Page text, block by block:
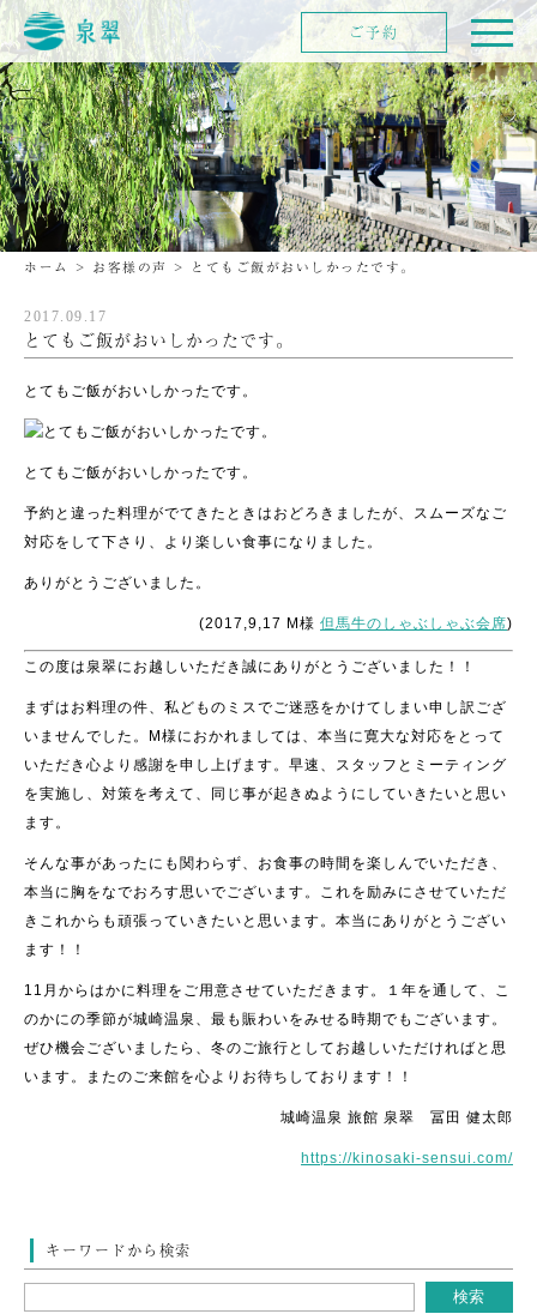
ホーム > お客様の声 > とてもご飯がおいしかったです。
2017.09.17
とてもご飯がおいしかったです。
とてもご飯がおいしかったです。
とてもご飯がおいしかったです。
予約と違った料理がでてきたときはおどろきましたが、スムーズなご
対応をして下さり、より楽しい食事になりました。
ありがとうございました。
(2017,9,17 M様 但馬牛のしゃぶしゃぶ会席)
この度は泉翠にお越しいただき誠にありがとうございました！！
まずはお料理の件、私どものミスでご迷惑をかけてしまい申し訳ござ
いませんでした。M様におかれましては、本当に寛大な対応をとって
いただき心より感謝を申し上げます。早速、スタッフとミーティング
を実施し、対策を考えて、同じ事が起きぬようにしていきたいと思い
ます。
そんな事があったにも関わらず、お食事の時間を楽しんでいただき、
本当に胸をなでおろす思いでございます。これを励みにさせていただ
きこれからも頑張っていきたいと思います。本当にありがとうござい
ます！！
11月からはかに料理をご用意させていただきます。１年を通して、こ
のかにの季節が城崎温泉、最も賑わいをみせる時期でもございます。
ぜひ機会ございましたら、冬のご旅行としてお越しいただければと思
います。またのご来館を心よりお待ちしております！！
城崎温泉 旅館 泉翠 冨田 健太郎
https://kinosaki-sensui.com/
キーワードから検索
ご予約